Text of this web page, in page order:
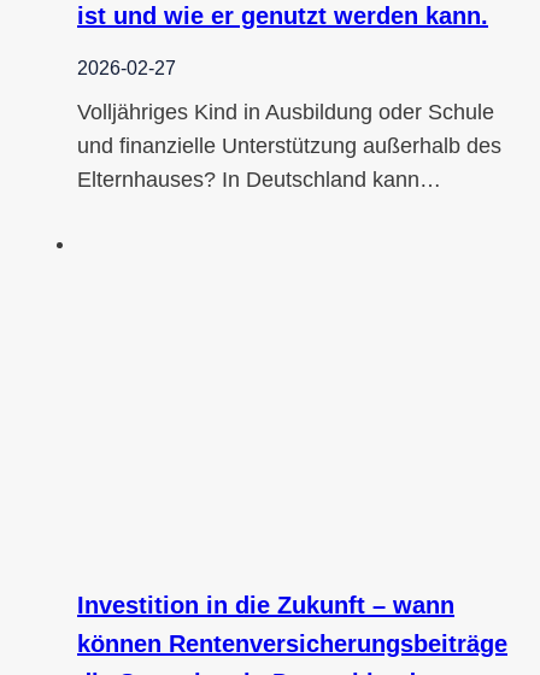
ist und wie er genutzt werden kann.
2026-02-27
Volljähriges Kind in Ausbildung oder Schule
und finanzielle Unterstützung außerhalb des
Elternhauses? In Deutschland kann…
Investition in die Zukunft – wann
können Rentenversicherungsbeiträge